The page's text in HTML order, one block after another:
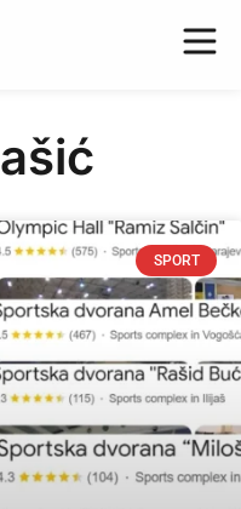
SPORT